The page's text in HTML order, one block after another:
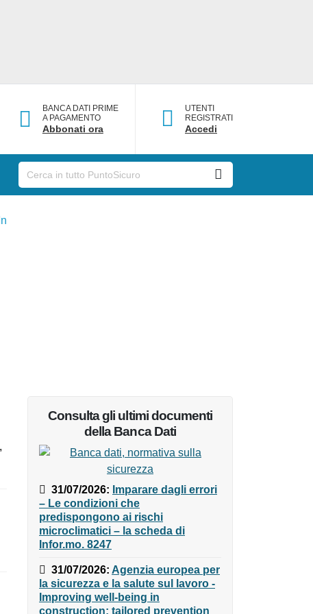
BANCA DATI PRIME
A PAGAMENTO
Abbonati ora
UTENTI
REGISTRATI
Accedi
Consulta gli ultimi documenti
della Banca Dati
31/07/2026:Imparare dagli
errori – Le condizioni che
predispongono ai rischi
microclimatici – la scheda di
Infor.mo. 8247
31/07/2026:Agenzia europea
per la sicurezza e la salute sul
lavoro - Improving well-being in